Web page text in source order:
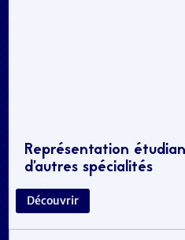
Représentation
d’autres spécialités
Découvrir